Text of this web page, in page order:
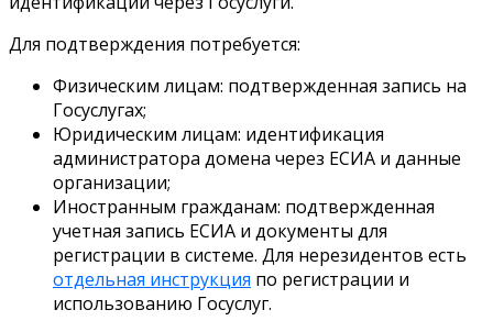
Для подтверждения потребуется:
Физическим лицам: подтвержденная запись на
Госуслугах;
Юридическим лицам: идентификация
администратора домена через ЕСИА и данные
организации;
Иностранным гражданам: подтвержденная
учетная запись ЕСИА и документы для
регистрации в системе. Для нерезидентов есть
отдельная инструкция по регистрации и
использованию Госуслуг.